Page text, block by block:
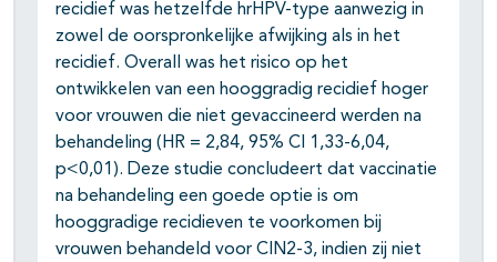
recidief was hetzelfde hrHPV-type aanwezig in
zowel de oorspronkelijke afwijking als in het
recidief. Overall was het risico op het
ontwikkelen van een hooggradig recidief hoger
voor vrouwen die niet gevaccineerd werden na
behandeling (HR = 2,84, 95% CI 1,33-6,04,
p<0,01). Deze studie concludeert dat vaccinatie
na behandeling een goede optie is om
hooggradige recidieven te voorkomen bij
vrouwen behandeld voor CIN2-3, indien zij niet